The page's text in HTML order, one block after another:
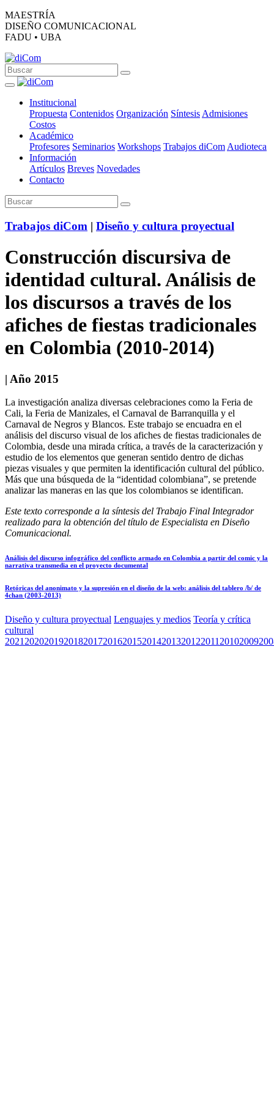
MAESTRÍA
DISEÑO COMUNICACIONAL
FADU • UBA
Institucional
Propuesta Contenidos Organización Síntesis Admisiones
Costos
Académico
Profesores Seminarios Workshops Trabajos diCom Audioteca
Información
Artículos Breves Novedades
Contacto
Trabajos diCom | Diseño y cultura proyectual
Construcción discursiva de
identidad cultural. Análisis de
los discursos a través de los
afiches de fiestas tradicionales
en Colombia (2010-2014)
| Año 2015
La investigación analiza diversas celebraciones como la Feria de
Cali, la Feria de Manizales, el Carnaval de Barranquilla y el
Carnaval de Negros y Blancos. Este trabajo se encuadra en el
análisis del discurso visual de los afiches de fiestas tradicionales de
Colombia, desde una mirada crítica, a través de la caracterización y
estudio de los elementos que generan sentido dentro de dichas
piezas visuales y que permiten la identificación cultural del público.
Más que una búsqueda de la “identidad colombiana”, se pretende
analizar las maneras en las que los colombianos se identifican.
Este texto corresponde a la síntesis del Trabajo Final Integrador
realizado para la obtención del título de Especialista en Diseño
Comunicacional.
Análisis del discurso infográfico del conflicto armado en Colombia a partir del comic y la
narrativa transmedia en el proyecto documental
Retóricas del anonimato y la supresión en el diseño de la web: análisis del tablero /b/ de
4chan (2003-2013)
Diseño y cultura proyectual Lenguajes y medios Teoría y crítica
cultural
2021 2020201920182017201620152014201320122011 20102009